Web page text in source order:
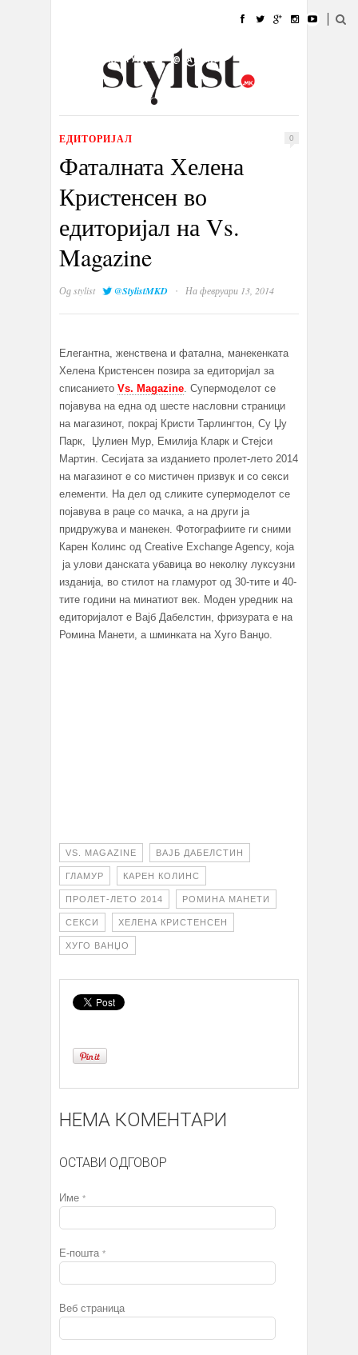
УБАВИНА
КУЛТУРА @РАБОТА
ИЗЛОГ
ЕДИТОРИЈАЛ 0
Фаталната Хелена
Кристенсен во
едиторијал на Vs.
Magazine
Одstylist @StylistMKD · На февруари 13, 2014
Елегантна, женствена и фатална, манекенката
Хелена Кристенсен позира за едиторијал за
списанието Vs. Magazine. Супермоделот се
појавува на една од шесте насловни страници
на магазинот, покрај Кристи Тарлингтон, Су Џу
Парк, Џулиен Мур, Емилија Кларк и Стејси
Мартин. Сесијата за изданието пролет-лето 2014
на магазинот е со мистичен призвук и со секси
елементи. На дел од сликите супермоделот се
појавува в раце со мачка, а на други ја
придружува и манекен. Фотографиите ги сними
Карен Колинс од Creative Exchange Agency, која
ја улови данската убавица во неколку луксузни
изданија, во стилот на гламурот од 30-тите и 40-
тите години на минатиот век. Моден уредник на
едиторијалот е Вајб Дабелстин, фризурата е на
Ромина Манети, а шминката на Хуго Ванџо.
VS. MAGAZINE ВАЈБ ДАБЕЛСТИН
ГЛАМУР КАРЕН КОЛИНС
ПРОЛЕТ-ЛЕТО 2014 РОМИНА МАНЕТИ
СЕКСИ ХЕЛЕНА КРИСТЕНСЕН
ХУГО ВАНЏО
НЕМА КОМЕНТАРИ
ОСТАВИ ОДГОВОР
Име *
Е-пошта *
Веб страница